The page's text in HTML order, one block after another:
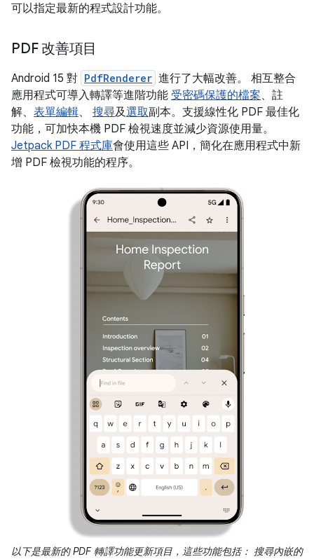
可以指定最新的程式設計功能。
PDF 改善項目
Android 15 對 PdfRenderer 進行了大幅改善。 相互整合
應用程式可導入轉譯等進階功能 受密碼保護的檔案、註
解、 表單編輯、 搜尋及選取副本。支援線性化 PDF 最佳化
功能，可加快本機 PDF 檢視速度並減少資源使用量。
Jetpack PDF 程式庫會使用這些 API，簡化在應用程式中新
增 PDF 檢視功能的程序。
以下是最新的 PDF 轉譯功能更新項目，這些功能包括： 搜尋內嵌的